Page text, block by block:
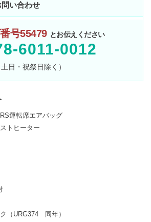
い合わせ
号55479 とお伝えください
6011-0012
日・祝祭日除く）
運転席エアバッグ
トヒーター
（URG374 同年）